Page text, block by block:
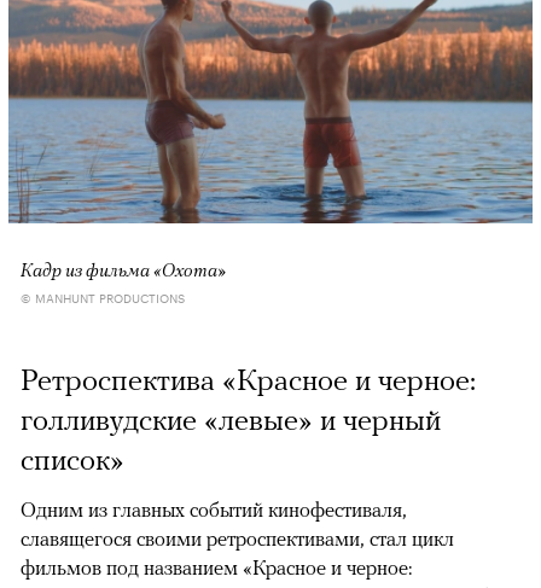
Кадр из фильма «Охота»
© MANHUNT PRODUCTIONS
Ретроспектива «Красное и черное:
голливудские «левые» и черный
список»
Одним из главных событий кинофестиваля,
славящегося своими ретроспективами, стал цикл
фильмов под названием «Красное и черное: